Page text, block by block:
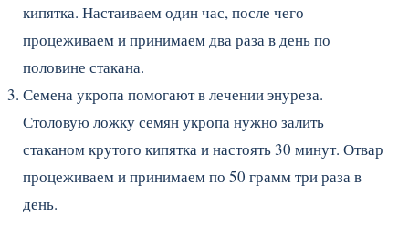
кипятка. Настаиваем один час, после чего
процеживаем и принимаем два раза в день по
половине стакана.
Семена укропа помогают в лечении энуреза.
Столовую ложку семян укропа нужно залить
стаканом крутого кипятка и настоять 30 минут. Отвар
процеживаем и принимаем по 50 грамм три раза в
день.